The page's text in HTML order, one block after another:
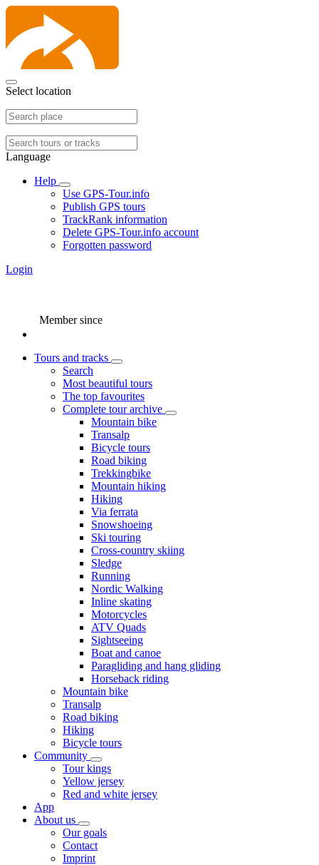
Select location
Language
Help
Use GPS-Tour.info
Publish GPS tours
TrackRank information
Delete GPS-Tour.info account
Forgotten password
Login
Member since
Tours and tracks
Search
Most beautiful tours
The top favourites
Complete tour archive
Mountain bike
Transalp
Bicycle tours
Road biking
Trekkingbike
Mountain hiking
Hiking
Via ferrata
Snowshoeing
Ski touring
Cross-country skiing
Sledge
Running
Nordic Walking
Inline skating
Motorcycles
ATV Quads
Sightseeing
Boat and canoe
Paragliding and hang gliding
Horseback riding
Mountain bike
Transalp
Road biking
Hiking
Bicycle tours
Community
Tour kings
Yellow jersey
Red and white jersey
App
About us
Our goals
Contact
Imprint